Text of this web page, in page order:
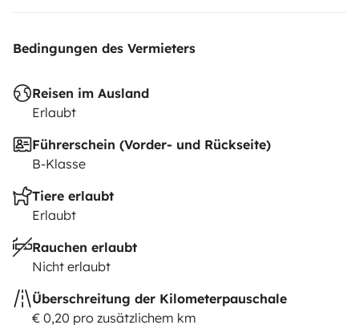
Bedingungen des Vermieters
Reisen im Ausland
Erlaubt
Führerschein (Vorder- und Rückseite)
B-Klasse
Tiere erlaubt
Erlaubt
Rauchen erlaubt
Nicht erlaubt
Überschreitung der Kilometerpauschale
€ 0,20 pro zusätzlichem km